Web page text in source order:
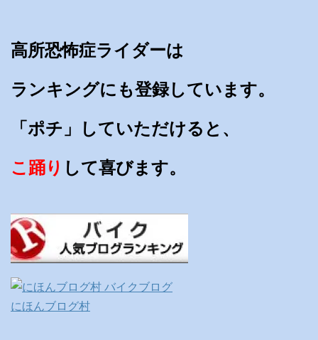
高所恐怖症ライダーは
ランキングにも登録しています。
「ポチ」していただけると、
こ踊り して喜びます。
にほんブログ村